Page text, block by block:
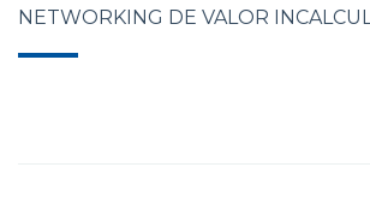
NETWORKING DE VALOR